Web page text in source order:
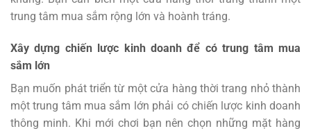
trung tâm mua sắm rộng lớn và hoành tráng.
Xây dựng chiến lược kinh doanh để có trung tâm mua
sắm lớn
Bạn muốn phát triển từ một cửa hàng thời trang nhỏ thành
một trung tâm mua sắm lớn phải có chiến lược kinh doanh
thông minh. Khi mới chơi bạn nên chọn những mặt hàng